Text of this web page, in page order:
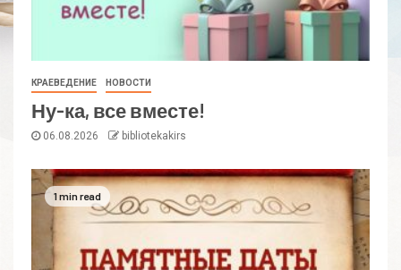
КРАЕВЕДЕНИЕ НОВОСТИ
Ну-ка, все вместе!
06.08.2026 bibliotekakirs
1 min read